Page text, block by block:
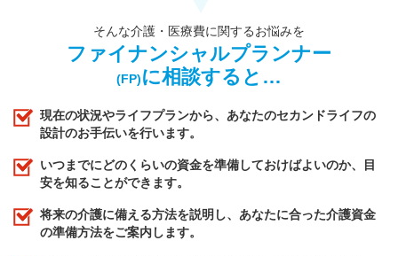
そんな介護・医療費に関するお悩みを
ファイナンシャルプランナー
(FP)に相談すると…
現在の状況やライフプランから、あなたのセカンドライフの
設計のお手伝いを行います。
いつまでにどのくらいの資金を準備しておけばよいのか、目
安を知ることができます。
将来の介護に備える方法を説明し、あなたに合った介護資金
の準備方法をご案内します。